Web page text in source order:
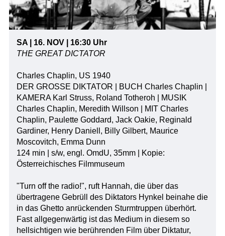
SA | 16. NOV | 16:30 Uhr
THE GREAT DICTATOR
Charles Chaplin, US 1940
DER GROSSE DIKTATOR | BUCH Charles Chaplin |
KAMERA Karl Struss, Roland Totheroh | MUSIK
Charles Chaplin, Meredith Willson | MIT Charles
Chaplin, Paulette Goddard, Jack Oakie, Reginald
Gardiner, Henry Daniell, Billy Gilbert, Maurice
Moscovitch, Emma Dunn
124 min | s/w, engl. OmdU, 35mm | Kopie:
Österreichisches Filmmuseum
"Turn off the radio!", ruft Hannah, die über das
übertragene Gebrüll des Diktators Hynkel beinahe die
in das Ghetto anrückenden Sturmtruppen überhört.
Fast allgegenwärtig ist das Medium in diesem so
hellsichtigen wie berührenden Film über Diktatur,